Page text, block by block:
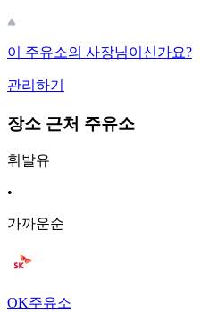
이 주유소의 사장님이신가요?
관리하기
장소 근처 주유소
휘발유
•
가까운순
OK주유소